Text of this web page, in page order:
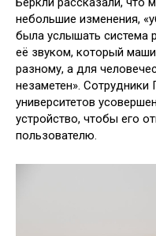
небольшие изменения,
была услышать система
её звуком, который
разному, а для
незаметен».
университетов
устройство, чтобы его
пользователю.